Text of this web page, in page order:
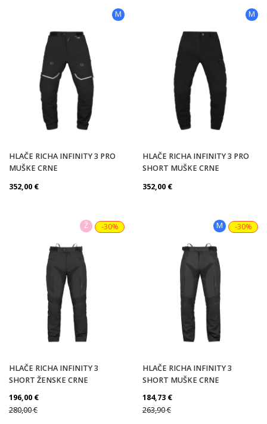
M
HLAČE RICHA INFINITY 3 PRO
MUŠKE CRNE
352,00 €
M
HLAČE RICHA INFINITY 3 PRO
SHORT MUŠKE CRNE
352,00 €
Ž -30%
HLAČE RICHA INFINITY 3
SHORT ŽENSKE CRNE
196,00 €
280,00€
M -30%
HLAČE RICHA INFINITY 3
SHORT MUŠKE CRNE
184,73 €
263,90€